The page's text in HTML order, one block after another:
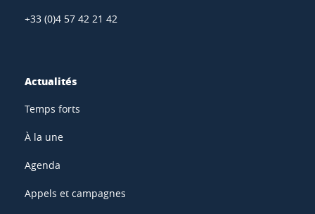
+33 (0)4 57 42 21 42
Actualités
Temps forts
À la une
Agenda
Appels et campagnes